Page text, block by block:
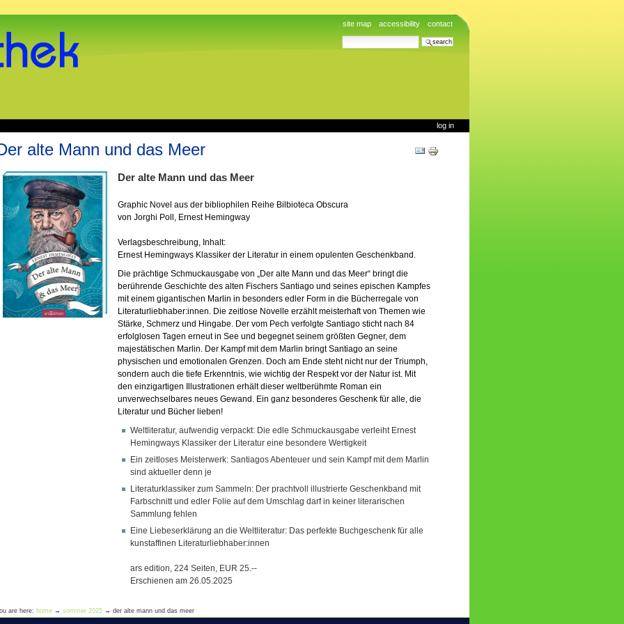
site map accessibility
contact
search site
log in
Document
Actions
alte Mann und das Meer
Der alte Mann und das Meer
Graphic Novel aus der bibliophilen Reihe Bilbioteca Obscura
von Jorghi Poll, Ernest Hemingway
Verlagsbeschreibung, Inhalt:
Ernest Hemingways Klassiker der Literatur in einem opulenten Geschenkband.
Die prächtige Schmuckausgabe von „Der alte Mann und das Meer“ bringt die
berührende Geschichte des alten Fischers Santiago und seines epischen Kampfes
mit einem gigantischen Marlin in besonders edler Form in die Bücherregale von
Literaturliebhaber:innen. Die zeitlose Novelle erzählt meisterhaft von Themen wie
Stärke, Schmerz und Hingabe. Der vom Pech verfolgte Santiago sticht nach 84
erfolglosen Tagen erneut in See und begegnet seinem größten Gegner, dem
majestätischen Marlin. Der Kampf mit dem Marlin bringt Santiago an seine
physischen und emotionalen Grenzen. Doch am Ende steht nicht nur der Triumph,
sondern auch die tiefe Erkenntnis, wie wichtig der Respekt vor der Natur ist. Mit
den einzigartigen Illustrationen erhält dieser weltberühmte Roman ein
unverwechselbares neues Gewand. Ein ganz besonderes Geschenk für alle, die
Literatur und Bücher lieben!
Weltliteratur, aufwendig verpackt: Die edle Schmuckausgabe verleiht Ernest
Hemingways Klassiker der Literatur eine besondere Wertigkeit
Ein zeitloses Meisterwerk: Santiagos Abenteuer und sein Kampf mit dem Marlin
sind aktueller denn je
Literaturklassiker zum Sammeln: Der prachtvoll illustrierte Geschenkband mit
Farbschnitt und edler Folie auf dem Umschlag darf in keiner literarischen
Sammlung fehlen
Eine Liebeserklärung an die Weltliteratur: Das perfekte Buchgeschenk für alle
kunstaffinen Literaturliebhaber:innen
ars edition, 224 Seiten, EUR 25.--
Erschienen am 26.05.2025
are here: home → sommer 2025 → der alte mann und das meer